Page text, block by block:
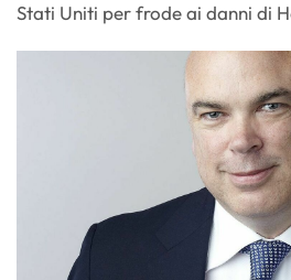
Stati Uniti per frode ai danni di